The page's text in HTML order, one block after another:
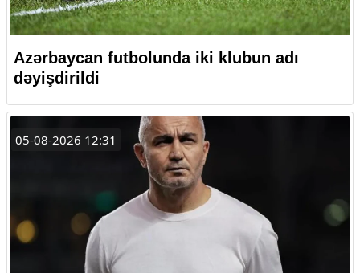
Azərbaycan futbolunda iki klubun adı
dəyişdirildi
05-08-2026 12:31